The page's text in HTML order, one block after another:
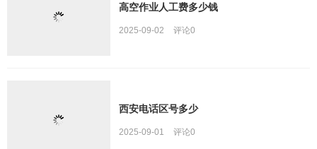
高空作业人工费多少钱
2025-09-02 评论0
西安电话区号多少
2025-09-01 评论0